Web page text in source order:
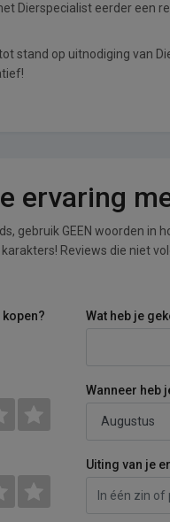
Dierspecialist eerder een
stand op uitnodiging van
ervaring
gebruik GEEN woorden
Reviews die niet
Wat heb je
Wanneer heb
Uiting van je